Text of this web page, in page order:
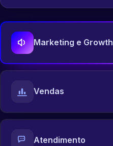
Marketing e Growth
Vendas
Atendimento